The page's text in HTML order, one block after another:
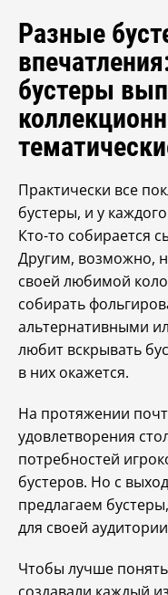
Разные
бустеры
Практически все
бустеры, и у
Кто-то собирается
Другим, возможно,
своей любимой
собирать
альтернативными
любит вскрывать
в них окажется.
На протяжении
удовлетворения
потребностей
бустеров. Но с
предлагаем
для своей
Чтобы лучше